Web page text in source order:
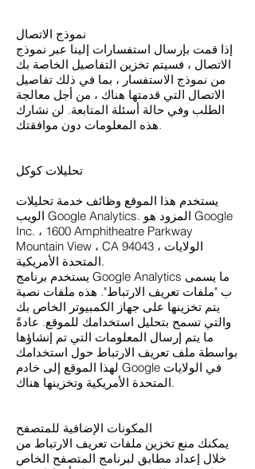
نموذج الاتصال
إذا قمت بإرسال استفسارات إلينا عبر نموذج
الاتصال ، فسيتم تخزين التفاصيل الخاصة بك
من نموذج الاستفسار ، بما في ذلك تفاصيل
الاتصال التي قدمتها هناك ، من أجل معالجة
الطلب وفي حالة أسئلة المتابعة. لن نشارك
هذه المعلومات دون موافقتك.
تحليلات كوكل
يستخدم هذا الموقع وظائف خدمة تحليلات
الويب Google Analytics. المزود هو Google
Inc. ، 1600 Amphitheatre Parkway
Mountain View ، CA 94043 ، الولايات
المتحدة الأمريكية.
يستخدم برنامج Google Analytics ما يسمى
ب "ملفات تعريف الارتباط". هذه ملفات نصية
يتم تخزينها على جهاز الكمبيوتر الخاص بك
والتي تسمح بتحليل استخدامك للموقع. عادةً
ما يتم إرسال المعلومات التي تم إنشاؤها
بواسطة ملف تعريف الارتباط حول استخدامك
لهذا الموقع إلى خادم Google في الولايات
المتحدة الأمريكية وتخزينها هناك.
المكونات الإضافية للمتصفح
يمكنك منع تخزين ملفات تعريف الارتباط من
خلال إعداد مطابق لبرنامج المتصفح الخاص